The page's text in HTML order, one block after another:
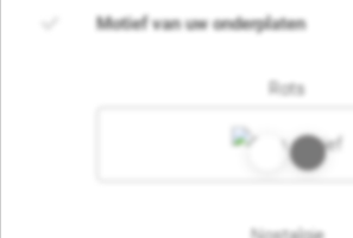
Motief van uw onderplaten
Rots